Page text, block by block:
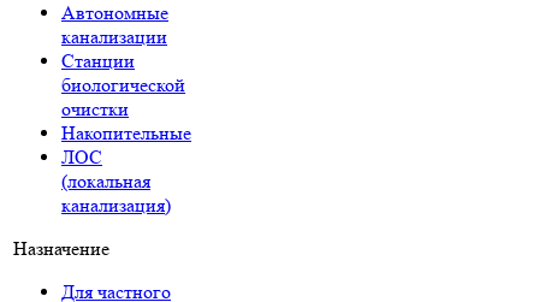
Автономные
канализации
Станции
биологической
очистки
Накопительные
ЛОС
(локальная
канализация)
Назначение
Для частного